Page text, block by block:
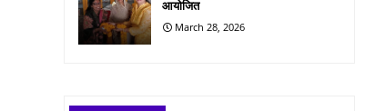
आयोजित
March 28, 2026